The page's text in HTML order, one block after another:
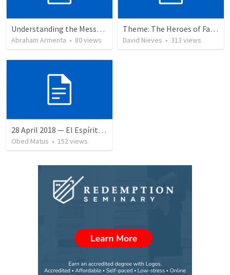
Understanding the Message About Jesus
Abraham Armenta • 80views
Theme: The Heroes of Faith and You
David Nieves • 313 views
28 April 2018 — El Espíritu Santo y señales del fin
Obed Matus • 152views